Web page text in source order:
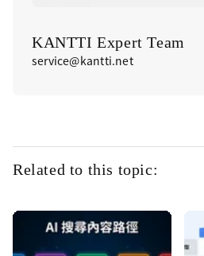
KANTTI Expert Team
service@kantti.net
Related to this topic: